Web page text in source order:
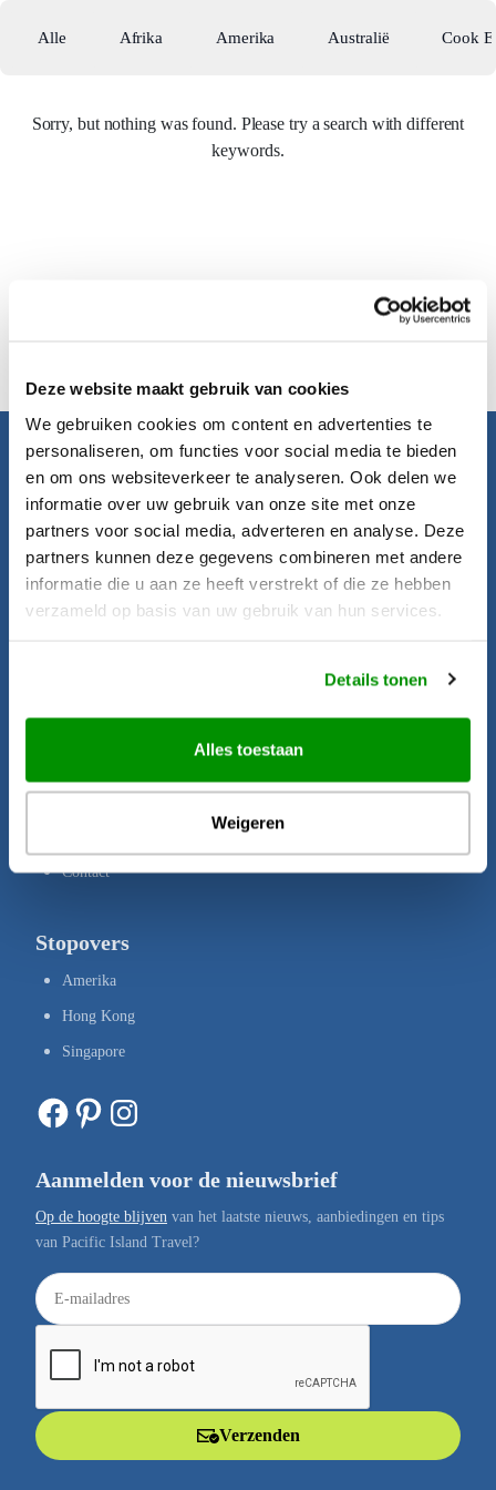
Deze website maakt gebruik van cookies
We gebruiken cookies om content en advertenties te
personaliseren, om functies voor social media te bieden
en om ons websiteverkeer te analyseren. Ook delen we
informatie over uw gebruik van onze site met onze
partners voor social media, adverteren en analyse. Deze
partners kunnen deze gegevens combineren met andere
informatie die u aan ze heeft verstrekt of die ze hebben
verzameld op basis van uw gebruik van hun services.
Details tonen
Alles toestaan
Weigeren
Alle Afrika Amerika Australië Cook
Sorry, but nothing was found. Please try a search with different
keywords.
Pacific Island Travel
Startpagina
Aanbiedingen
Bestemmingen
Brochures
Contact
Stopovers
Amerika
Hong Kong
Singapore
Facebook Pinterest Instagram
Aanmelden voor de nieuwsbrief
Op de hoogte blijven van het laatste nieuws, aanbiedingen en tips
van Pacific Island Travel?
E
-
a
Verzenden